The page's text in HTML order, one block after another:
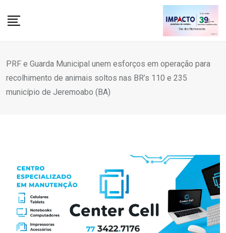
PRF e Guarda Municipal unem esforços em operação para
recolhimento de animais soltos nas BR’s 110 e 235
município de Jeremoabo (BA)